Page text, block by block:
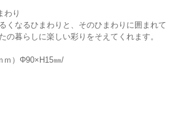
わり
くなるひまわりと、そのひまわりに囲まれて
の暮らしに楽しい彩りをそえてくれます。
ｍ）Φ90×H15㎜/